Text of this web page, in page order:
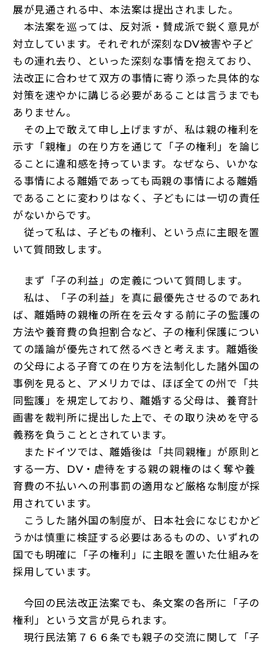
展が見通される中、本法案は提出されました。
本法案を巡っては、反対派・賛成派で鋭く意見が
対立しています。それぞれが深刻なDV被害や子ど
もの連れ去り、といった深刻な事情を抱えており、
法改正に合わせて双方の事情に寄り添った具体的な
対策を速やかに講じる必要があることは言うまでも
ありません。
その上で敢えて申し上げますが、私は親の権利を
示す「親権」の在り方を通じて「子の権利」を論じ
ることに違和感を持っています。なぜなら、いかな
る事情による離婚であっても両親の事情による離婚
であることに変わりはなく、子どもには一切の責任
がないからです。
従って私は、子どもの権利、という点に主眼を置
いて質問致します。
まず「子の利益」の定義について質問します。
私は、「子の利益」を真に最優先させるのであれ
ば、離婚時の親権の所在を云々する前に子の監護の
方法や養育費の負担割合など、子の権利保護につい
ての議論が優先されて然るべきと考えます。離婚後
の父母による子育ての在り方を法制化した諸外国の
事例を見ると、アメリカでは、ほぼ全ての州で「共
同監護」を規定しており、離婚する父母は、養育計
画書を裁判所に提出した上で、その取り決めを守る
義務を負うこととされています。
またドイツでは、離婚後は「共同親権」が原則と
する一方、DV・虐待をする親の親権のはく奪や養
育費の不払いへの刑事罰の適用など厳格な制度が採
用されています。
こうした諸外国の制度が、日本社会になじむかど
うかは慎重に検証する必要はあるものの、いずれの
国でも明確に「子の権利」に主眼を置いた仕組みを
採用しています。
今回の民法改正法案でも、条文案の各所に「子の
権利」という文言が見られます。
現行民法第７６６条でも親子の交流に関して「子